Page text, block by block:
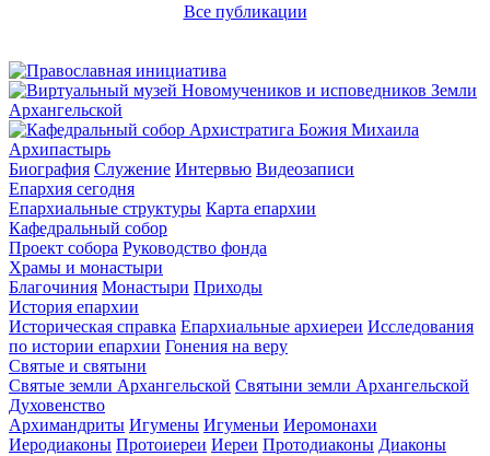
Все публикации
Архипастырь
Биография Служение Интервью Видеозаписи
Епархия сегодня
Епархиальные структуры Карта епархии
Кафедральный собор
Проект собора Руководство фонда
Храмы и монастыри
Благочиния Монастыри Приходы
История епархии
Историческая справка Епархиальные архиереи Исследования
по истории епархии Гонения на веру
Святые и святыни
Святые земли Архангельской Святыни земли Архангельской
Духовенство
Архимандриты Игумены Игуменьи Иеромонахи
Иеродиаконы Протоиереи Иереи Протодиаконы Диаконы